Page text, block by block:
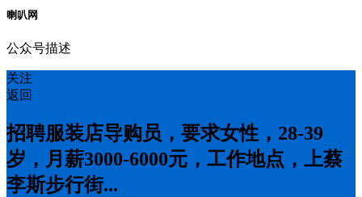
喇叭网
公众号描述
关注
返回
招聘服装店导购员，要求女性，28-39
岁，月薪3000-6000元，工作地点，上蔡
李斯步行街...